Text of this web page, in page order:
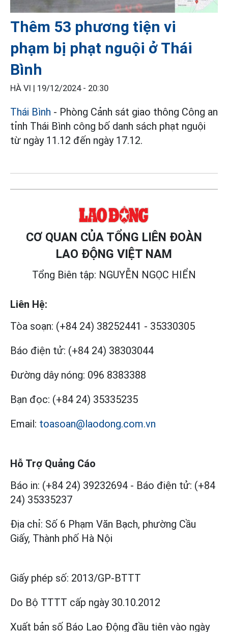
Thêm 53 phương tiện vi
phạm bị phạt nguội ở Thái
Bình
HÀ VI | 19/12/2024 - 20:30
Thái Bình - Phòng Cảnh sát giao thông Công an
tỉnh Thái Bình công bố danh sách phạt nguội
từ ngày 11.12 đến ngày 17.12.
CƠ QUAN CỦA TỔNG LIÊN ĐOÀN
LAO ĐỘNG VIỆT NAM
Tổng Biên tập: NGUYỄN NGỌC HIỂN
Liên Hệ:
Tòa soạn: (+84 24) 38252441 - 35330305
Báo điện tử: (+84 24) 38303044
Đường dây nóng: 096 8383388
Bạn đọc: (+84 24) 35335235
Email: toasoan@laodong.com.vn
Hỗ Trợ Quảng Cáo
Báo in: (+84 24) 39232694 - Báo điện tử: (+84
24) 35335237
Địa chỉ: Số 6 Phạm Văn Bạch, phường Cầu
Giấy, Thành phố Hà Nội
Giấy phép số: 2013/GP-BTTT
Do Bộ TTTT cấp ngày 30.10.2012
Xuất bản số Báo Lao Động đầu tiên vào ngày